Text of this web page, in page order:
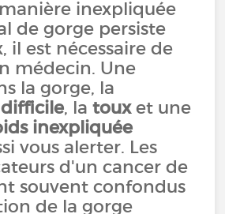
inexpliquée
de gorge persiste
il est nécessaire de
médecin. Une
la gorge, la
, latouxet une
inexpliquée
vous alerter. Les
d'un cancer de
souvent confondus
de la gorge